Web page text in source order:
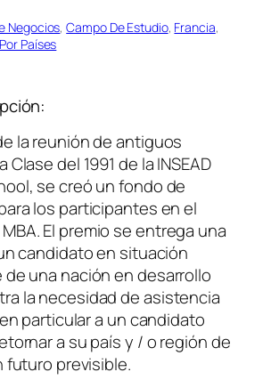
Negocios, Campo De Estudio, Francia
Países
la reunión de antiguos
Clase del 1991 de la INSEAD
se creó un fondo de
los participantes en el
El premio se entrega una
candidato en situación
una nación en desarrollo
la necesidad de asistencia
particular a un candidato
a su país y / o región de
futuro previsible.